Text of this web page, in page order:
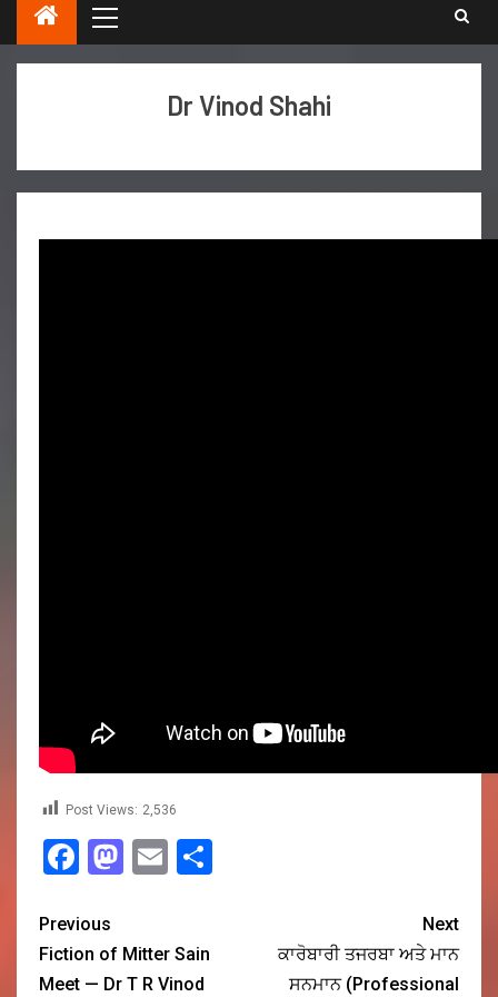
Dr Vinod Shahi
Post Views: 2,536
Facebook
Mastodon
Email
Previous
Fiction of Mitter Sain
Meet — Dr T R Vinod
Next
ਕਾਰੋਬਾਰੀ ਤਜਰਬਾ ਅਤੇ ਮਾਨ
ਸਨਮਾਨ (Professional